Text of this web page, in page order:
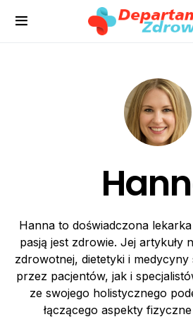
Hanna to doświadczona
pasją jest zdrowie. Jej artykuły
zdrowotnej, dietetyki i
przez pacjentów, jak i
ze swojego holistycznego
łączącego aspekty